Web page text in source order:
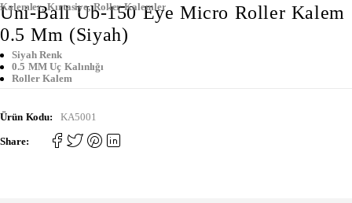
Kalemler,Kırtasiye,Roller Kalemler
Uni-Ball Ub-150 Eye Micro Roller Kalem
0.5 Mm (Siyah)
Siyah Renk
0.5 MM Uç Kalınlığı
Roller Kalem
Ürün Kodu: KA5001
Share: